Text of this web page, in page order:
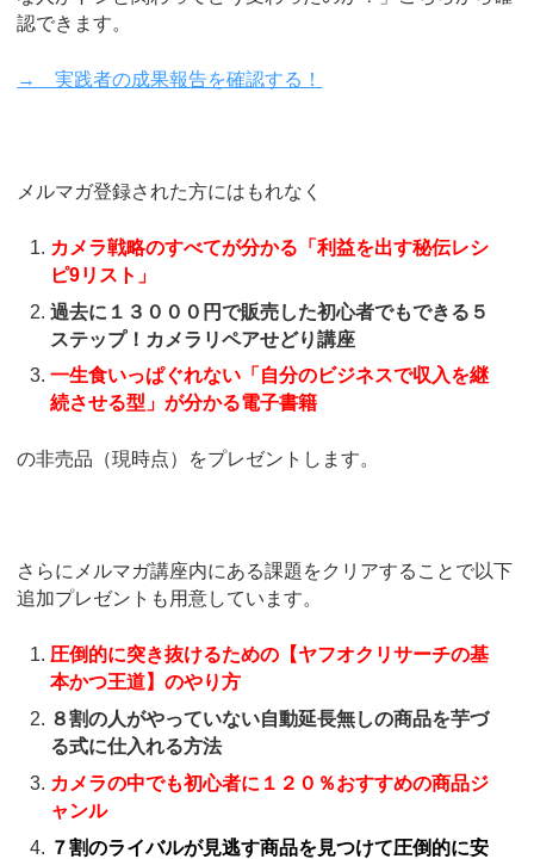
認できます。
→ 実践者の成果報告を確認する！
メルマガ登録された方にはもれなく
カメラ戦略のすべてが分かる「利益を出す秘伝レシ
ピ9リスト」
過去に１３０００円で販売した初心者でもできる５
ステップ！カメラリペアせどり講座
一生食いっぱぐれない「自分のビジネスで収入を継
続させる型」が分かる電子書籍
の非売品（現時点）をプレゼントします。
さらにメルマガ講座内にある課題をクリアすることで以下
追加プレゼントも用意しています。
圧倒的に突き抜けるための【ヤフオクリサーチの基
本かつ王道】のやり方
８割の人がやっていない自動延長無しの商品を芋づ
る式に仕入れる方法
カメラの中でも初心者に１２０％おすすめの商品ジ
ャンル
７割のライバルが見逃す商品を見つけて圧倒的に安